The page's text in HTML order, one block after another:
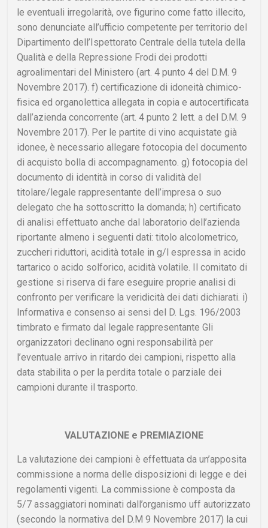
le eventuali irregolarità, ove figurino come fatto illecito,
sono denunciate all’ufficio competente per territorio del
Dipartimento dell’Ispettorato Centrale della tutela della
Qualità e della Repressione Frodi dei prodotti
agroalimentari del Ministero (art. 4 punto 4 del D.M. 9
Novembre 2017). f) certificazione di idoneità chimico-
fisica ed organolettica allegata in copia e autocertificata
dall’azienda concorrente (art. 4 punto 2 lett. a del D.M. 9
Novembre 2017). Per le partite di vino acquistate già
idonee, è necessario allegare fotocopia del documento
di acquisto bolla di accompagnamento. g) fotocopia del
documento di identità in corso di validità del
titolare/legale rappresentante dell’impresa o suo
delegato che ha sottoscritto la domanda; h) certificato
di analisi effettuato anche dal laboratorio dell’azienda
riportante almeno i seguenti dati: titolo alcolometrico,
zuccheri riduttori, acidità totale in g/l espressa in acido
tartarico o acido solforico, acidità volatile. Il comitato di
gestione si riserva di fare eseguire proprie analisi di
confronto per verificare la veridicità dei dati dichiarati. i)
Informativa e consenso ai sensi del D. Lgs. 196/2003
timbrato e firmato dal legale rappresentante Gli
organizzatori declinano ogni responsabilità per
l’eventuale arrivo in ritardo dei campioni, rispetto alla
data stabilita o per la perdita totale o parziale dei
campioni durante il trasporto.
VALUTAZIONE e PREMIAZIONE
La valutazione dei campioni è effettuata da un’apposita
commissione a norma delle disposizioni di legge e dei
regolamenti vigenti. La commissione è composta da
5/7 assaggiatori nominati dall’organismo uff autorizzato
(secondo la normativa del D.M 9 Novembre 2017) la cui